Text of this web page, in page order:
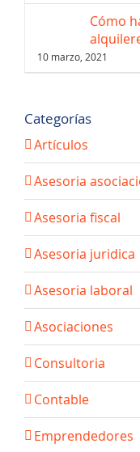
Cómo
10 marzo, 2021
Categorías
Artículos
Asesoria
Asesoria fiscal
Asesoria juridica
Asesoria laboral
Asociaciones
Consultoria
Contable
Emprendedores